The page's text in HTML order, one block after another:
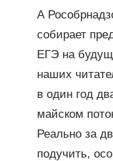
А
собирает
ЕГЭ на
наших
в один год
майском
Реально за
подучить,